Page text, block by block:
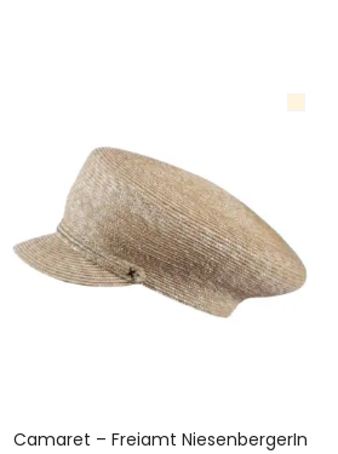
Camaret – Freiamt NiesenbergerIn